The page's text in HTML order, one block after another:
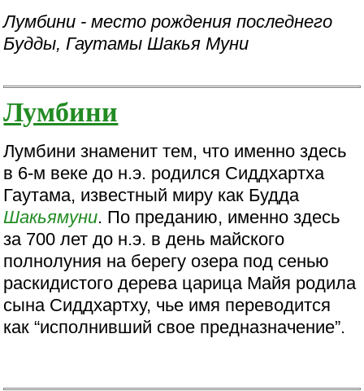
Лумбини - место рождения последнего
Будды, Гаутамы Шакья Муни
Лумбини
Лумбини знаменит тем, что именно здесь
в 6-м веке до н.э. родился Сиддхартха
Гаутама, известный миру как Будда
Шакьямуни. По преданию, именно здесь
за 700 лет до н.э. в день майского
полнолуния на берегу озера под сенью
раскидистого дерева царица Майя родила
сына Сиддхартху, чье имя переводится
как “исполнивший свое предназначение”.